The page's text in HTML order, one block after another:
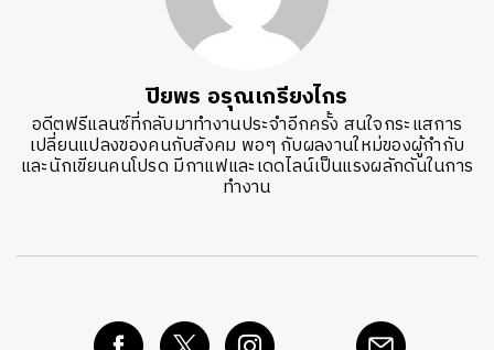
ปิยพร อรุณเกรียงไกร
อดีตฟรีแลนซ์ที่กลับมาทำงานประจำอีกครั้ง สนใจกระแสการ
เปลี่ยนแปลงของคนกับสังคม พอๆ กับผลงานใหม่ของผู้กำกับ
และนักเขียนคนโปรด มีกาแฟและเดดไลน์เป็นแรงผลักดันในการ
ทำงาน